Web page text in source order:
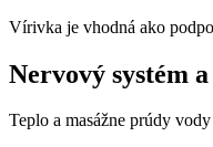
Vírivka je vhodná ako
Nervový systém
Teplo a masážne prúdy